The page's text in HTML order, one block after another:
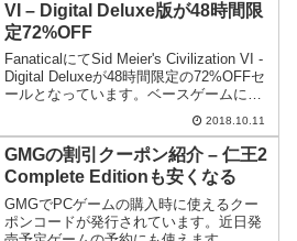
VI – Digital Deluxe版が48時間限
定72%OFF
FanaticalにてSid Meier's Civilization VI -
Digital Deluxeが48時間限定の72%OFFセ
ールとなっています。ベースゲームに加
えて6つのDLCとサントラをセットにした
2018.10.11
GMGの割引クーポン紹介 – 仁王2
Complete Editionも安くなる
GMGでPCゲームの購入時に使えるクー
ポンコードが発行されています。近日発